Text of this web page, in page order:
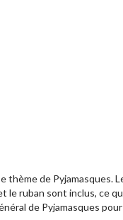
de Pyjamasques.
ruban sont inclus, ce
de Pyjamasques